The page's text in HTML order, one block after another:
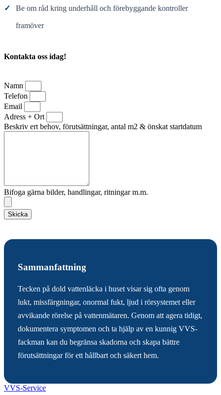
✓ Be om råd kring underhåll och förebyggande kontroller
framöver
Kontakta oss idag!
Namn
Telefon
Email
Adress + Ort
Beskriv ert behov, förutsättningar, antal m2 & önskat startdatum
Bifoga gärna bilder, handlingar, ritningar m.m.
Skicka
Sammanfattning
Tecken på dold vattenläcka i huset visar sig ofta genom
lukt, missfärgningar, onormal fukt, ljud i rörsystemet eller
avvikande rörelse på vattenmätaren. Genom att agera tidigt,
dokumentera symptomen och ta hjälp av en kunnig VVS-
fackman kan du begränsa skadorna och skapa bättre
förutsättningar för ett hållbart och säkert hem.
VVS-Service